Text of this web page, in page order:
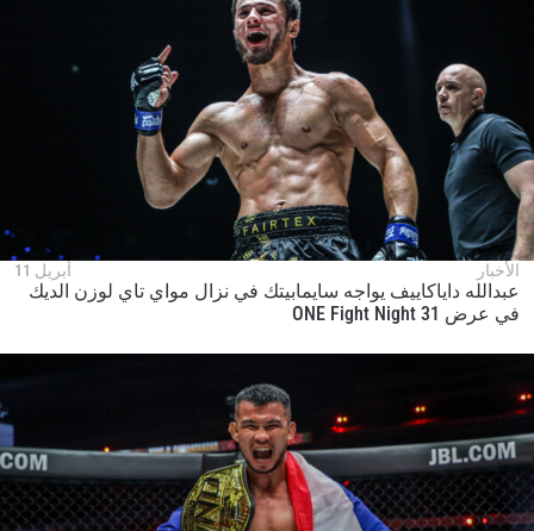
الأخبار أبريل 11
عبدالله داياكاييف يواجه سايمابيتك في نزال مواي تاي لوزن الديك
في عرض ONE Fight Night 31